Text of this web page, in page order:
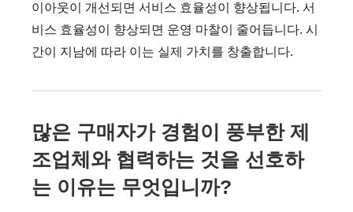
이아웃이 개선되면 서비스 효율성이 향상됩니다. 서
비스 효율성이 향상되면 운영 마찰이 줄어듭니다. 시
간이 지남에 따라 이는 실제 가치를 창출합니다.
많은 구매자가 경험이 풍부한 제
조업체와 협력하는 것을 선호하
는 이유는 무엇입니까?